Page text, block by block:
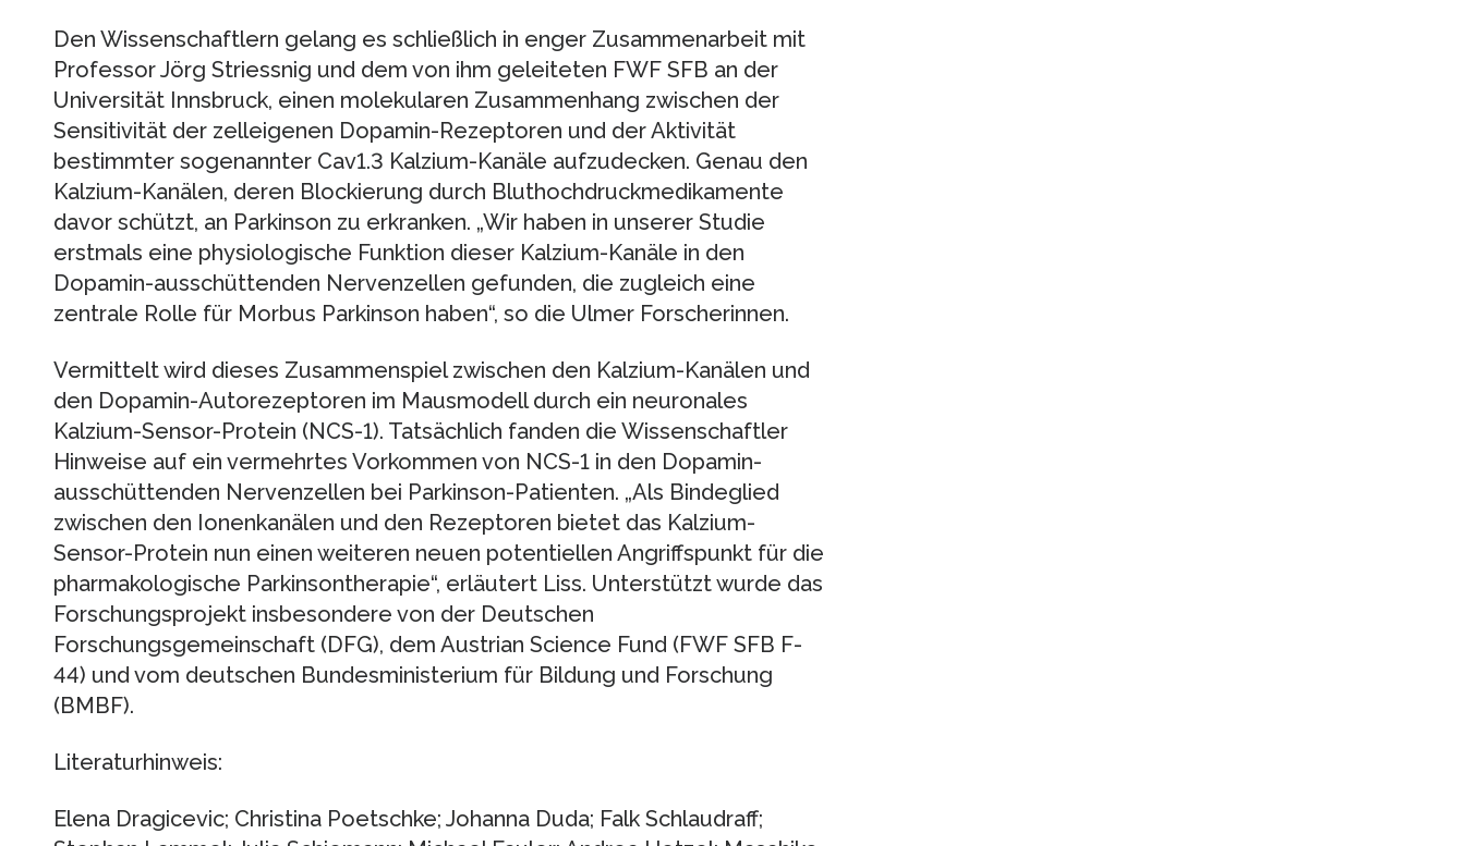
Den Wissenschaftlern gelang es schließlich in enger Zusammenarbeit mit
Professor Jörg Striessnig und dem von ihm geleiteten FWF SFB an der
Universität Innsbruck, einen molekularen Zusammenhang zwischen der
Sensitivität der zelleigenen Dopamin-Rezeptoren und der Aktivität
bestimmter sogenannter Cav1.3 Kalzium-Kanäle aufzudecken. Genau den
Kalzium-Kanälen, deren Blockierung durch Bluthochdruckmedikamente
davor schützt, an Parkinson zu erkranken. „Wir haben in unserer Studie
erstmals eine physiologische Funktion dieser Kalzium-Kanäle in den
Dopamin-ausschüttenden Nervenzellen gefunden, die zugleich eine
zentrale Rolle für Morbus Parkinson haben“, so die Ulmer Forscherinnen.
Vermittelt wird dieses Zusammenspiel zwischen den Kalzium-Kanälen und
den Dopamin-Autorezeptoren im Mausmodell durch ein neuronales
Kalzium-Sensor-Protein (NCS-1). Tatsächlich fanden die Wissenschaftler
Hinweise auf ein vermehrtes Vorkommen von NCS-1 in den Dopamin-
ausschüttenden Nervenzellen bei Parkinson-Patienten. „Als Bindeglied
zwischen den Ionenkanälen und den Rezeptoren bietet das Kalzium-
Sensor-Protein nun einen weiteren neuen potentiellen Angriffspunkt für die
pharmakologische Parkinsontherapie“, erläutert Liss. Unterstützt wurde das
Forschungsprojekt insbesondere von der Deutschen
Forschungsgemeinschaft (DFG), dem Austrian Science Fund (FWF SFB F-
44) und vom deutschen Bundesministerium für Bildung und Forschung
(BMBF).
Literaturhinweis:
Elena Dragicevic; Christina Poetschke; Johanna Duda; Falk Schlaudraff;